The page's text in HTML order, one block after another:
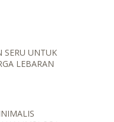
SERU UNTUK
LEBARAN